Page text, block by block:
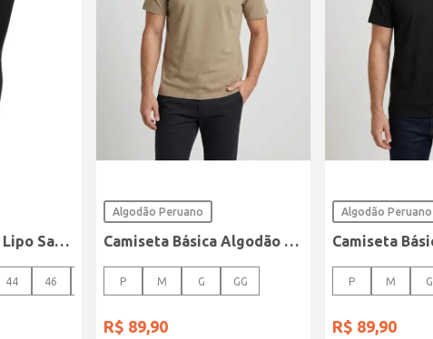
Calça Sarja Super Lipo Sawary Feminina Preto
44 46
Algodão Peruano
Camiseta Básica Algodão Peruano Elétron Masculina CAQUI
P M G GG
R$ 89,90
Algodão Peruano
P M G
R$ 89,90